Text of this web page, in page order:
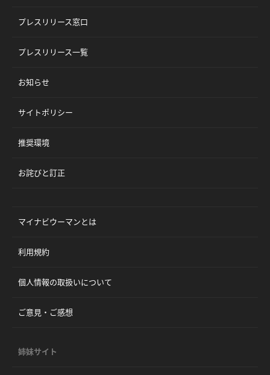
プレスリリース窓口
プレスリリース一覧
お知らせ
サイトポリシー
推奨環境
お詫びと訂正
マイナビウーマンとは
利用規約
個人情報の取扱いについて
ご意見・ご感想
姉妹サイト